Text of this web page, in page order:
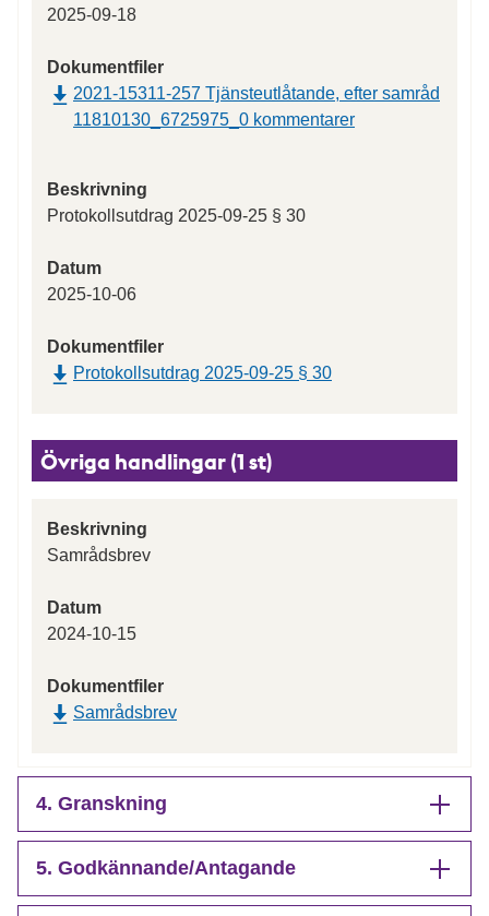
2025-09-18
Dokumentfiler
2021-15311-257 Tjänsteutlåtande, efter samråd
11810130_6725975_0 kommentarer
Beskrivning
Protokollsutdrag 2025-09-25 § 30
Datum
2025-10-06
Dokumentfiler
Protokollsutdrag 2025-09-25 § 30
Övriga handlingar (1 st)
Beskrivning
Samrådsbrev
Datum
2024-10-15
Dokumentfiler
Samrådsbrev
4. Granskning
5. Godkännande/Antagande